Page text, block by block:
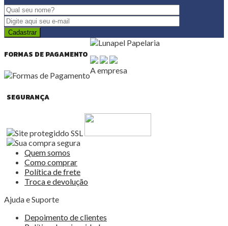
FORMAS DE PAGAMENTO
SEGURANÇA
A empresa
Quem somos
Como comprar
Política de frete
Troca e devolução
Ajuda e Suporte
Depoimento de clientes